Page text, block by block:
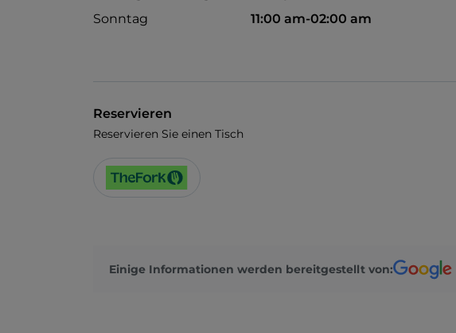
Sonntag
11:00 am-02:00 am
Reservieren
Reservieren Sie einen Tisch
Einige Informationen werden bereitgestellt von: